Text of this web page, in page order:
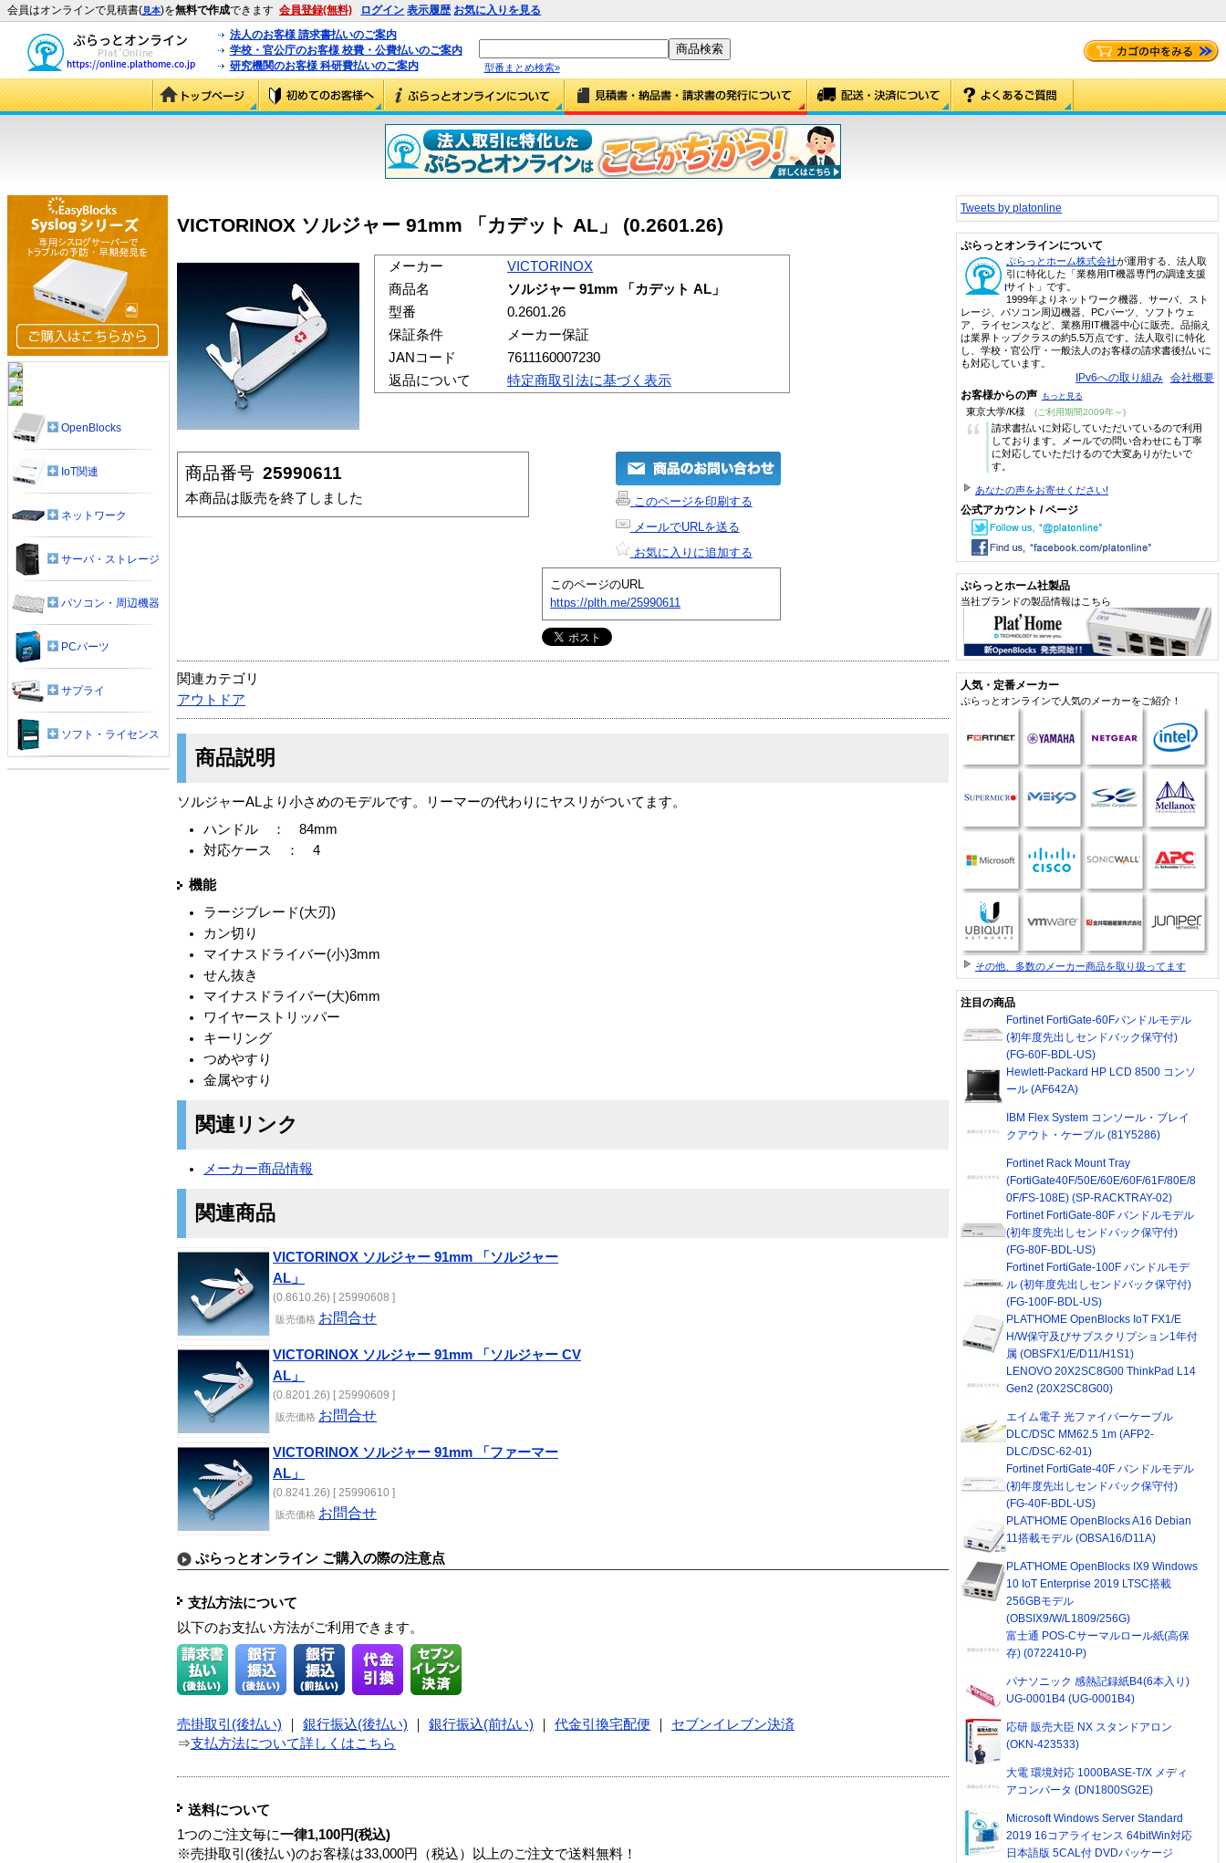
会員はオンラインで見積書(見本)を無料で作成できます 会員登録(無料) ログイン 表示履歴 お気に入りを見る
法人のお客様 請求書払いのご案内
学校・官公庁のお客様 校費・公費払いのご案内
研究機関のお客様 科研費払いのご案内
型番まとめ検索»
VICTORINOX ソルジャー 91mm 「カデット AL」 (0.2601.26)
メーカー
VICTORINOX
商品名
ソルジャー 91mm 「カデット AL」
型番
0.2601.26
保証条件
メーカー保証
JANコード
7611160007230
返品について
特定商取引法に基づく表示
商品番号 25990611
本商品は販売を終了しました
このページを印刷する
メールでURLを送る
お気に入りに追加する
このページのURL
https://plth.me/25990611
関連カテゴリ
アウトドア
商品説明
ソルジャーALより小さめのモデルです。リーマーの代わりにヤスリがついてます。
ハンドル ： 84mm
対応ケース ： 4
機能
ラージブレード(大刃)
カン切り
マイナスドライバー(小)3mm
せん抜き
マイナスドライバー(大)6mm
ワイヤーストリッパー
キーリング
つめやすり
金属やすり
関連リンク
メーカー商品情報
関連商品
VICTORINOX ソルジャー 91mm 「ソルジャー
AL」
(0.8610.26) [ 25990608 ]
販売価格 お問合せ
VICTORINOX ソルジャー 91mm 「ソルジャー CV
AL」
(0.8201.26) [ 25990609 ]
販売価格 お問合せ
VICTORINOX ソルジャー 91mm 「ファーマー
AL」
(0.8241.26) [ 25990610 ]
販売価格 お問合せ
ぷらっとオンライン ご購入の際の注意点
支払方法について
以下のお支払い方法がご利用できます。
売掛取引(後払い) 銀行振込(後払い) 銀行振込(前払い) 代金引換宅配便
セブンイレブン決済
⇒支払方法について詳しくはこちら
送料について
1つのご注文毎に一律1,100円(税込)
※売掛取引(後払い)のお客様は33,000円（税込）以上のご注文で送料無料！
OpenBlocks
IoT関連
ネットワーク
サーバ・ストレージ
パソコン・周辺機器
PCパーツ
サプライ
ソフト・ライセンス
Tweets by platonline
ぷらっとオンラインについて
ぷらっとホーム株式会社が運用する、法人取
引に特化した「業務用IT機器専門の調達支援
サイト」です。
1999年よりネットワーク機器、サーバ、スト
レージ、パソコン周辺機器、PCパーツ、ソフトウェ
ア、ライセンスなど、業務用IT機器中心に販売。品揃え
は業界トップクラスの約5.5万点です。法人取引に特化
し、学校・官公庁・一般法人のお客様の請求書後払いに
も対応しています。
IPv6への取り組み 会社概要
お客様からの声 もっと見る
東京大学/K様 (ご利用期間2009年～)
“
請求書払いに対応していただいているので利用
しております。メールでの問い合わせにも丁寧
に対応していただけるので大変ありがたいで
す。
あなたの声をお寄せください!
公式アカウント / ページ
ぷらっとホーム社製品
当社ブランドの製品情報はこちら
人気・定番メーカー
ぷらっとオンラインで人気のメーカーをご紹介！
その他、多数のメーカー商品を取り扱ってます
注目の商品
Fortinet FortiGate-60Fバンドルモデル
(初年度先出しセンドバック保守付)
(FG-60F-BDL-US)
Hewlett-Packard HP LCD 8500 コンソ
ール (AF642A)
IBM Flex System コンソール・ブレイ
クアウト・ケーブル (81Y5286)
Fortinet Rack Mount Tray
(FortiGate40F/50E/60E/60F/61F/80E/8
0F/FS-108E) (SP-RACKTRAY-02)
Fortinet FortiGate-80F バンドルモデル
(初年度先出しセンドバック保守付)
(FG-80F-BDL-US)
Fortinet FortiGate-100F バンドルモデ
ル (初年度先出しセンドバック保守付)
(FG-100F-BDL-US)
PLAT'HOME OpenBlocks IoT FX1/E
H/W保守及びサブスクリプション1年付
属 (OBSFX1/E/D11/H1S1)
LENOVO 20X2SC8G00 ThinkPad L14
Gen2 (20X2SC8G00)
エイム電子 光ファイバーケーブル
DLC/DSC MM62.5 1m (AFP2-
DLC/DSC-62-01)
Fortinet FortiGate-40F バンドルモデル
(初年度先出しセンドバック保守付)
(FG-40F-BDL-US)
PLAT'HOME OpenBlocks A16 Debian
11搭載モデル (OBSA16/D11A)
PLAT'HOME OpenBlocks IX9 Windows
10 IoT Enterprise 2019 LTSC搭載
256GBモデル
(OBSIX9/W/L1809/256G)
富士通 POS-Cサーマルロール紙(高保
存) (0722410-P)
パナソニック 感熱記録紙B4(6本入り)
UG-0001B4 (UG-0001B4)
応研 販売大臣 NX スタンドアロン
(OKN-423533)
大電 環境対応 1000BASE-T/X メディ
アコンバータ (DN1800SG2E)
Microsoft Windows Server Standard
2019 16コアライセンス 64bitWin対応
日本語版 5CAL付 DVDパッケージ